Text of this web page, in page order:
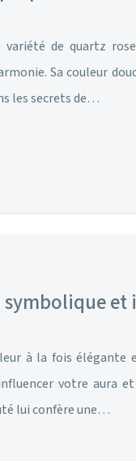
de quartz
Sa couleur
les secrets de…
à la fois élégante
votre aura
lui confère une…